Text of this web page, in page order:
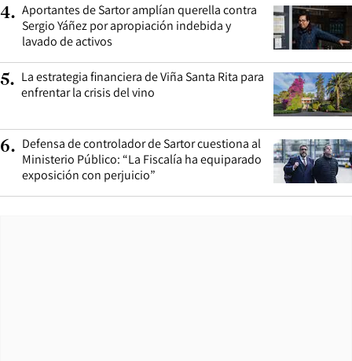
4. Aportantes de Sartor amplían querella contra
Sergio Yáñez por apropiación indebida y
lavado de activos
5. La estrategia financiera de Viña Santa Rita para
enfrentar la crisis del vino
6. Defensa de controlador de Sartor cuestiona al
Ministerio Público: “La Fiscalía ha equiparado
exposición con perjuicio”